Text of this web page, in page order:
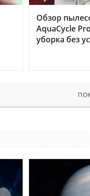
Обзор
AquaCycle
уборка без